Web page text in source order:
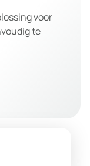
voor
te